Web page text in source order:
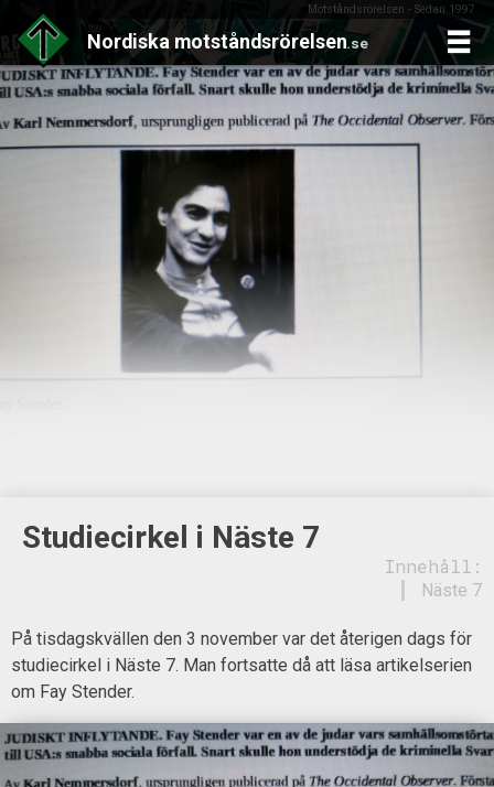
Motståndsrörelsen - Sedan 1997
Nordiska motståndsrörelsen.se
Skip
to
content
Studiecirkel i Näste 7
Innehåll:
Näste 7
På tisdagskvällen den 3 november var det återigen dags för
studiecirkel i Näste 7. Man fortsatte då att läsa artikelserien
om Fay Stender.